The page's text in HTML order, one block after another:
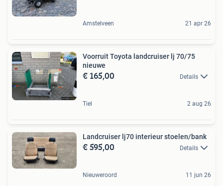
Amstelveen 21 apr 26
Voorruit Toyota landcruiser lj 70/75
nieuwe
€ 165,00 Details
Tiel 2 aug 26
Landcruiser lj70 interieur stoelen/bank
€ 595,00 Details
Nieuweroord 11 jun 26